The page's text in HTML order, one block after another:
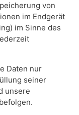
von
im Endgerät
im Sinne des
Daten nur
seiner
unsere